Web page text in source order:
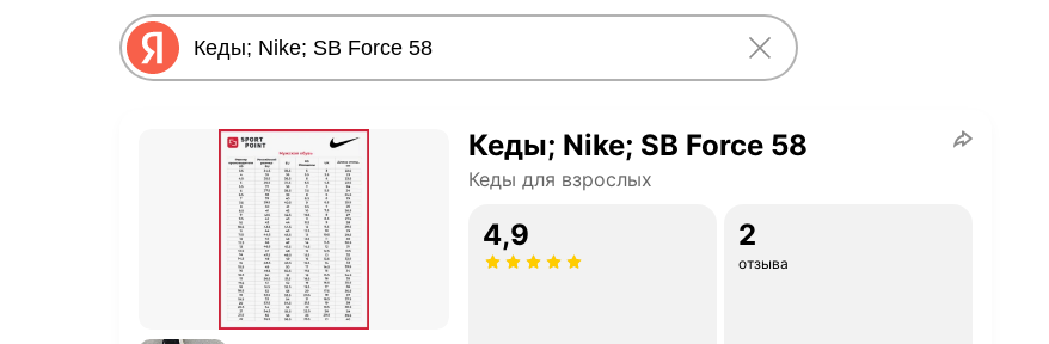
Кеды; Nike; SB Force 58
Кеды для взрослых
4,9 2
отзыва